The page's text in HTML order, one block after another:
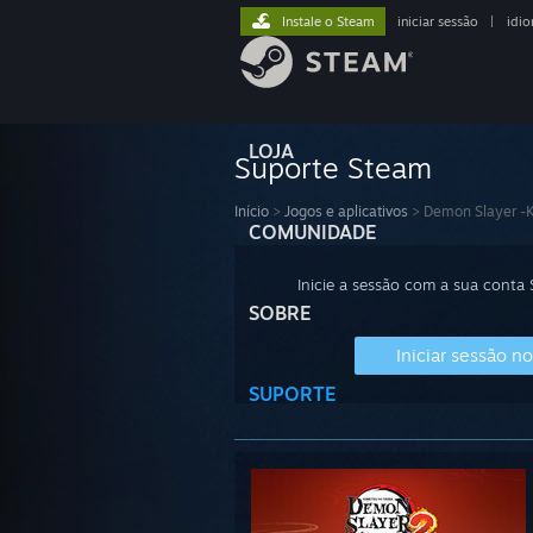
LOJA
COMUNIDADE
SOBRE
SUPORTE
Instale o Steam iniciar sessão
Suporte Steam
Início > Jogos e aplicativos > Demon Slayer -
Inicie a sessão com a sua
Iniciar sessão